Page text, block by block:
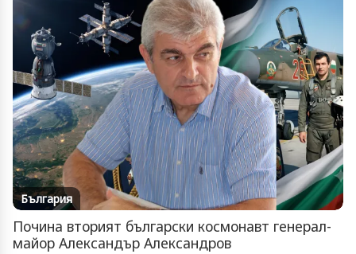
България
Почина вторият български космонавт генерал-
майор Александър Александров